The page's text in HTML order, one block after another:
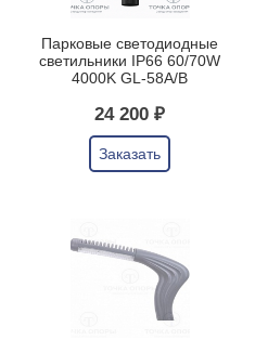
Парковые светодиодные
светильники IP66 60/70W
4000K GL-58A/B
24 200 ₽
Заказать